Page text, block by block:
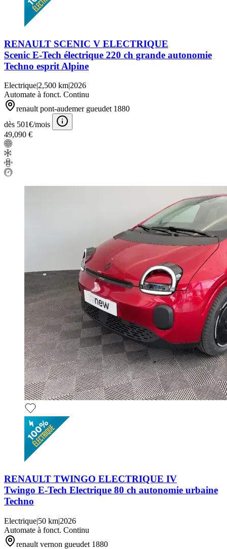
RENAULT SCENIC V ELECTRIQUE
Scenic E-Tech électrique 220 ch grande autonomie
Techno esprit Alpine
Electrique|2,500 km|2026
Automate à fonct. Continu
renault pont-audemer gueudet 1880
dès 501€/mois
49,090 €
RENAULT TWINGO ELECTRIQUE IV
Twingo E-Tech Electrique 80 ch autonomie urbaine
Techno
Electrique|50 km|2026
Automate à fonct. Continu
renault vernon gueudet 1880